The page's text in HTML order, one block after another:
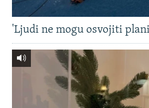
'Ljudi ne mogu osvojiti